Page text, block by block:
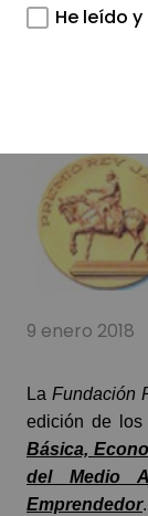
30
9 enero 2018
La Fundación
edición de los
Básica,
del Medio
Emprendedor
He leído